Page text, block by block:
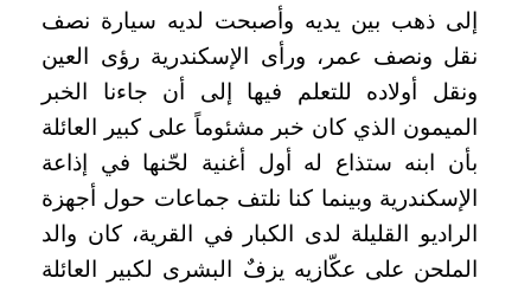
إلى ذهب بين يديه وأصبحت لديه سيارة نصف
نقل ونصف عمر، ورأى الإسكندرية رؤى العين
ونقل أولاده للتعلم فيها إلى أن جاءنا الخبر
الميمون الذي كان خبر مشئوماً على كبير العائلة
بأن ابنه ستذاع له أول أغنية لحّنها في إذاعة
الإسكندرية وبينما كنا نلتف جماعات حول أجهزة
الراديو القليلة لدى الكبار في القرية، كان والد
الملحن على عكّازيه يزفٌ البشرى لكبير العائلة